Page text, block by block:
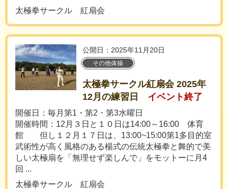
太極拳サークル 紅扇会
公開日：2025年11月20日
その他体操
太極拳サークル紅扇会 2025年
12月の練習日
イベント終了
開催日：毎月第1・第2・第3水曜日
開催時間：12月３日と１０日は14:00～16:00 体育
館 但し１２月１７日は、13:00~15:00第1多目的室
武術性が高く風格のある楊式の伝統太極拳と舞的で美
しい太極扇を「無理せず楽しんで」をモットーに月4
回 ...
太極拳サークル 紅扇会